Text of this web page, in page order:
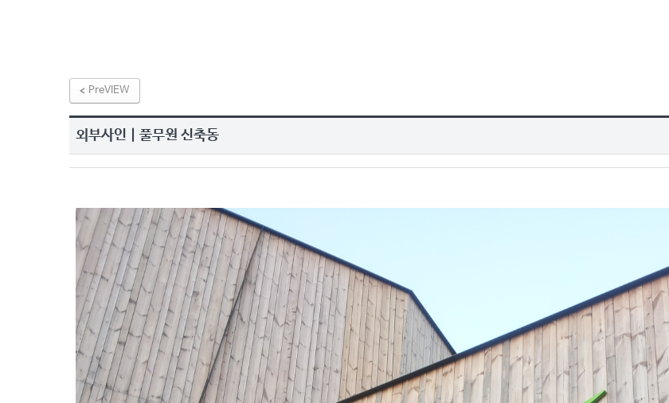
PreVIEW
외부사인 | 풀무원 신축동